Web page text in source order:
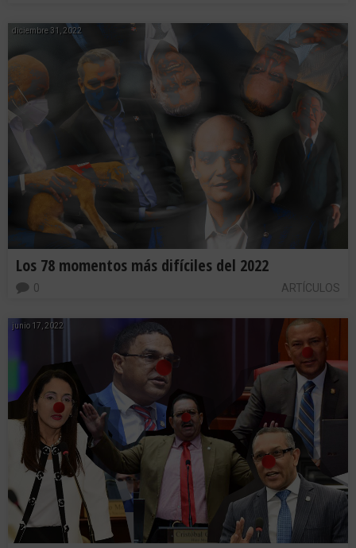
diciembre 31, 2022
Los 78 momentos más difíciles del 2022
ARTÍCULOS
0
junio 17, 2022